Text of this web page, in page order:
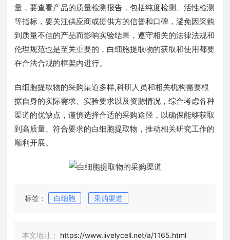
量，要查看产品的质量检测报告，包括纯度检测、活性检测
等指标，要关注供应商或提供方的信誉和口碑，避免因采购
到质量不佳的产品而影响实验结果，遵守相关的法律法规和
伦理规范也是至关重要的，白细胞提取物的获取和使用都要
在合法合规的框架内进行。
白细胞提取物的采购渠道多样,科研人员和相关机构需要根
据自身的实际需求、实验要求以及资源情况，综合考虑各种
渠道的优缺点，谨慎选择合适的采购途径，以确保能够获取
到高质量、符合要求的白细胞提取物，推动相关研究工作的
顺利开展。
标签： 白细胞 采购渠道
本文地址：
https://www.livelycell.net/a/1165.html